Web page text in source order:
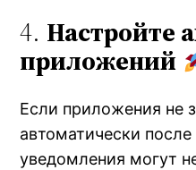
4. Настройте
приложений
Если приложения не
автоматически
уведомления могут